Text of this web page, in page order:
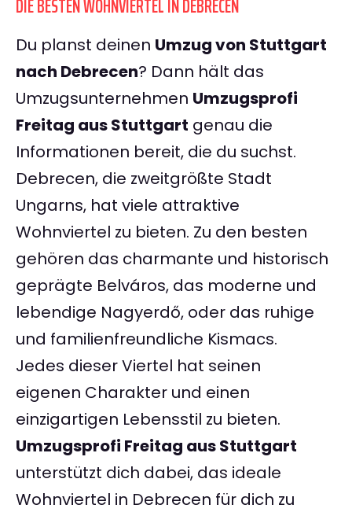
DIE BESTEN WOHNVIERTEL IN DEBRECEN
Du planst deinen Umzug von Stuttgart
nach Debrecen? Dann hält das
Umzugsunternehmen Umzugsprofi
Freitag aus Stuttgart genau die
Informationen bereit, die du suchst.
Debrecen, die zweitgrößte Stadt
Ungarns, hat viele attraktive
Wohnviertel zu bieten. Zu den besten
gehören das charmante und historisch
geprägte Belváros, das moderne und
lebendige Nagyerdő, oder das ruhige
und familienfreundliche Kismacs.
Jedes dieser Viertel hat seinen
eigenen Charakter und einen
einzigartigen Lebensstil zu bieten.
Umzugsprofi Freitag aus Stuttgart
unterstützt dich dabei, das ideale
Wohnviertel in Debrecen für dich zu